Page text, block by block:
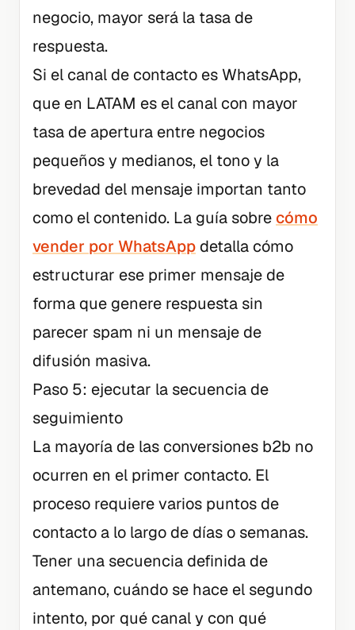
negocio, mayor será la tasa de
respuesta.
Si el canal de contacto es WhatsApp,
que en LATAM es el canal con mayor
tasa de apertura entre negocios
pequeños y medianos, el tono y la
brevedad del mensaje importan tanto
como el contenido. La guía sobrecómo
vender por WhatsApp detalla cómo
estructurar ese primer mensaje de
forma que genere respuesta sin
parecer spam ni un mensaje de
difusión masiva.
Paso 5: ejecutar la secuencia de
seguimiento
La mayoría de las conversiones b2b no
ocurren en el primer contacto. El
proceso requiere varios puntos de
contacto a lo largo de días o semanas.
Tener una secuencia definida de
antemano, cuándo se hace el segundo
intento, por qué canal y con qué